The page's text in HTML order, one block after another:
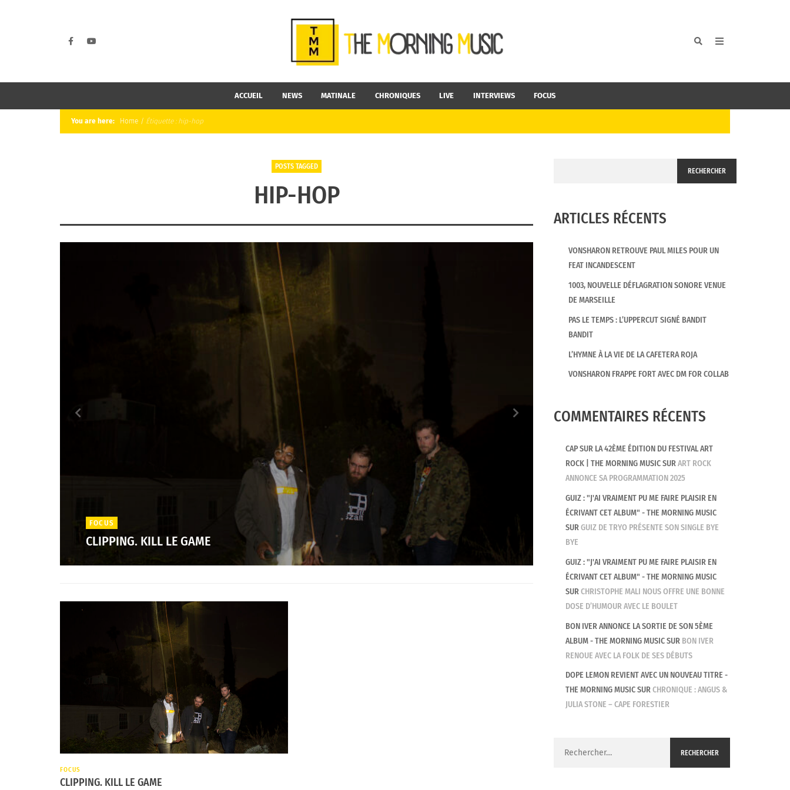
ACCUEIL NEWS MATINALE CHRONIQUES LIVE INTERVIEWS FOCUS
You are here: Home / Étiquette : hip-hop
POSTS TAGGED
HIP-HOP
FOCUS
CLIPPING. KILL LE GAME
FOCUS
CLIPPING. KILL LE GAME
RECHERCHER
ARTICLES RÉCENTS
VONSHARON RETROUVE PAUL MILES POUR UN
FEAT INCANDESCENT
1003, NOUVELLE DÉFLAGRATION SONORE VENUE
DE MARSEILLE
PAS LE TEMPS : L’UPPERCUT SIGNÉ BANDIT
BANDIT
L’HYMNE À LA VIE DE LA CAFETERA ROJA
VONSHARON FRAPPE FORT AVEC DM FOR COLLAB
COMMENTAIRES RÉCENTS
CAP SUR LA 42ÈME ÉDITION DU FESTIVAL ART
ROCK | THE MORNING MUSICSURART ROCK
ANNONCE SA PROGRAMMATION 2025
GUIZ : "J'AI VRAIMENT PU ME FAIRE PLAISIR EN
ÉCRIVANT CET ALBUM" - THE MORNING MUSIC
SURGUIZ DE TRYO PRÉSENTE SON SINGLE BYE
BYE
GUIZ : "J'AI VRAIMENT PU ME FAIRE PLAISIR EN
ÉCRIVANT CET ALBUM" - THE MORNING MUSIC
SURCHRISTOPHE MALI NOUS OFFRE UNE BONNE
DOSE D’HUMOUR AVEC LE BOULET
BON IVER ANNONCE LA SORTIE DE SON 5ÈME
ALBUM - THE MORNING MUSICSUR BON IVER
RENOUE AVEC LA FOLK DE SES DÉBUTS
DOPE LEMON REVIENT AVEC UN NOUVEAU TITRE -
THE MORNING MUSICSURCHRONIQUE : ANGUS &
JULIA STONE – CAPE FORESTIER